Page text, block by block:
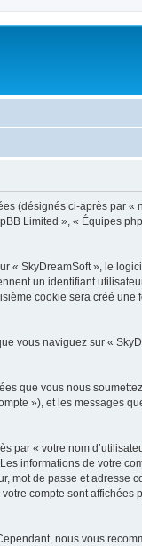
(désignés ci-après par
Limited », « Équipes
« SkyDreamSoft », le
un identifiant
cookie sera créé
vous naviguez sur «
que vous nous
»), et les messages
par « votre nom
informations de votre
mot de passe et
compte sont
nous vous